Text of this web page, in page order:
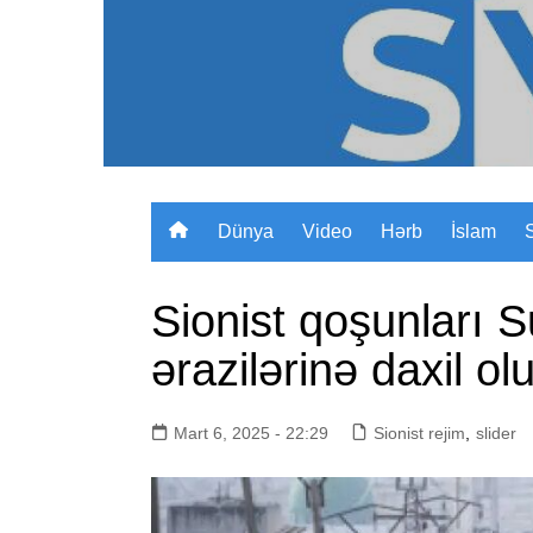
Dünya Video Hərb İslam
Sionist qoşunları
ərazilərinə daxil
Mart 6, 2025 - 22:29 Sionist rejim slider